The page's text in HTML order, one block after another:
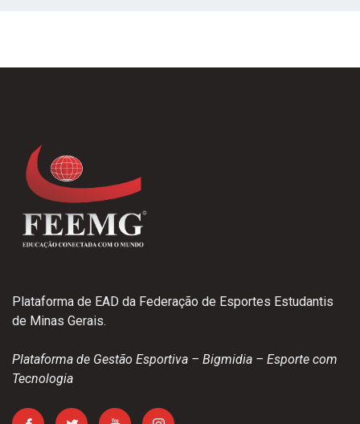
Plataforma de EAD da Federação de Esportes Estudantis
de Minas Gerais.
Plataforma de Gestão Esportiva – Bigmidia – Esporte com
Tecnologia